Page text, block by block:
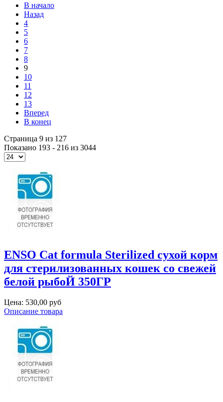
В начало
Назад
4
5
6
7
8
9
10
11
12
13
Вперед
В конец
Страница 9 из 127
Показано 193 - 216 из 3044
ENSO Cat formula Sterilized сухой корм
для стерилизованных кошек со свежей
белой рыбоЙ 350ГР
Цена: 530,00 руб
Описание товара